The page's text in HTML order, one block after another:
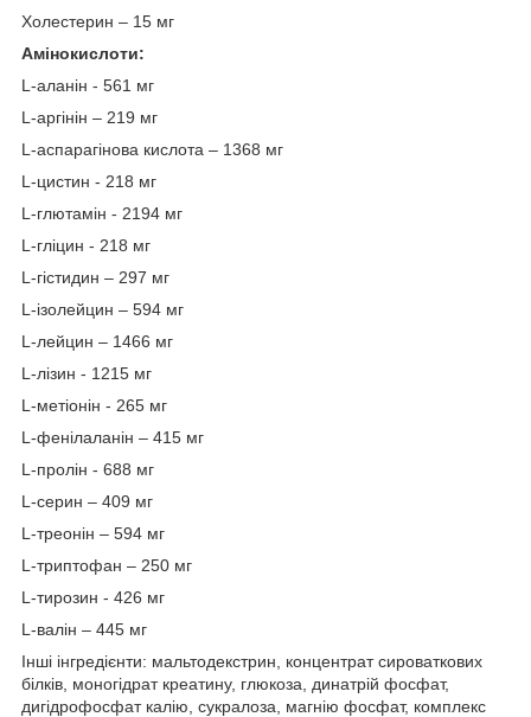
Холестерин – 15 мг
Амінокислоти:
L-аланін - 561 мг
L-аргінін – 219 мг
L-аспарагінова кислота – 1368 мг
L-цистин - 218 мг
L-глютамін - 2194 мг
L-гліцин - 218 мг
L-гістидин – 297 мг
L-ізолейцин – 594 мг
L-лейцин – 1466 мг
L-лізин - 1215 мг
L-метіонін - 265 мг
L-фенілаланін – 415 мг
L-пролін - 688 мг
L-серин – 409 мг
L-треонін – 594 мг
L-триптофан – 250 мг
L-тирозин - 426 мг
L-валін – 445 мг
Інші інгредієнти: мальтодекстрин, концентрат сироваткових
білків, моногідрат креатину, глюкоза, динатрій фосфат,
дигідрофосфат калію, сукралоза, магнію фосфат, комплекс